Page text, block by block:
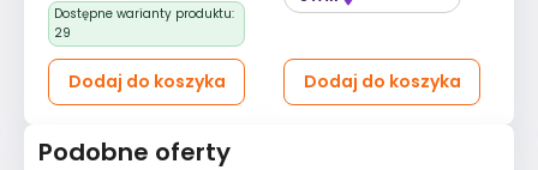
Dostępne warianty produktu:
29
Dodaj do koszyka Dodaj do koszyka
Podobne oferty